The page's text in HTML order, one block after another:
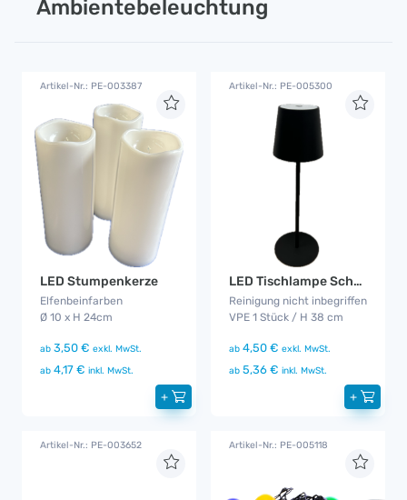
Ambientebeleuchtung
Artikel-Nr.: PE-003387
LED Stumpenkerze
Elfenbeinfarben
Ø 10 x H 24cm
ab 3,50 € exkl. MwSt.
ab 4,17 € inkl. MwSt.
+
Artikel-Nr.: PE-005300
LED Tischlampe Schwarz Akku
Reinigung nicht inbegriffen
VPE 1 Stück / H 38 cm
ab 4,50 € exkl. MwSt.
ab 5,36 € inkl. MwSt.
+
Artikel-Nr.: PE-003652 Artikel-Nr.: PE-005118